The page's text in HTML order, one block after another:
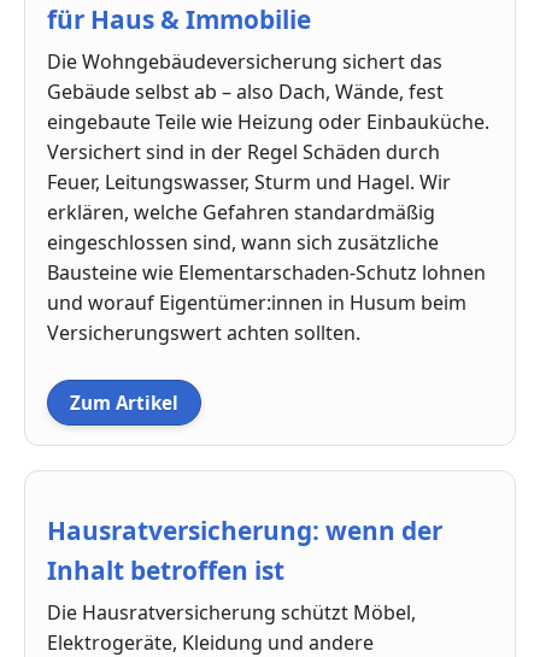
für Haus & Immobilie
Die Wohngebäudeversicherung sichert das
Gebäude selbst ab – also Dach, Wände, fest
eingebaute Teile wie Heizung oder Einbauküche.
Versichert sind in der Regel Schäden durch
Feuer, Leitungswasser, Sturm und Hagel. Wir
erklären, welche Gefahren standardmäßig
eingeschlossen sind, wann sich zusätzliche
Bausteine wie Elementarschaden-Schutz lohnen
und worauf Eigentümer:innen in Husum beim
Versicherungswert achten sollten.
Zum Artikel
Hausratversicherung: wenn der
Inhalt betroffen ist
Die Hausratversicherung schützt Möbel,
Elektrogeräte, Kleidung und andere